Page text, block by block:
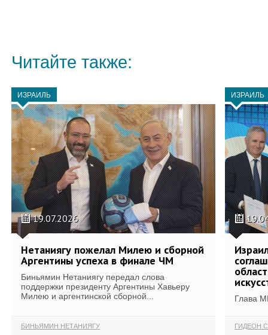
Читайте также:
ИЗРАИЛЬ
19.07.2026
Нетаниягу пожелал Милею и сборной
Аргентины успеха в финале ЧМ
Биньямин Нетаниягу передал слова
поддержки президенту Аргентины Хавьеру
Милею и аргентинской сборной...
БИНЬЯМИН НЕТАНИЯГУ
ИЗРАИЛЬ
Глава
ГИДЕОН